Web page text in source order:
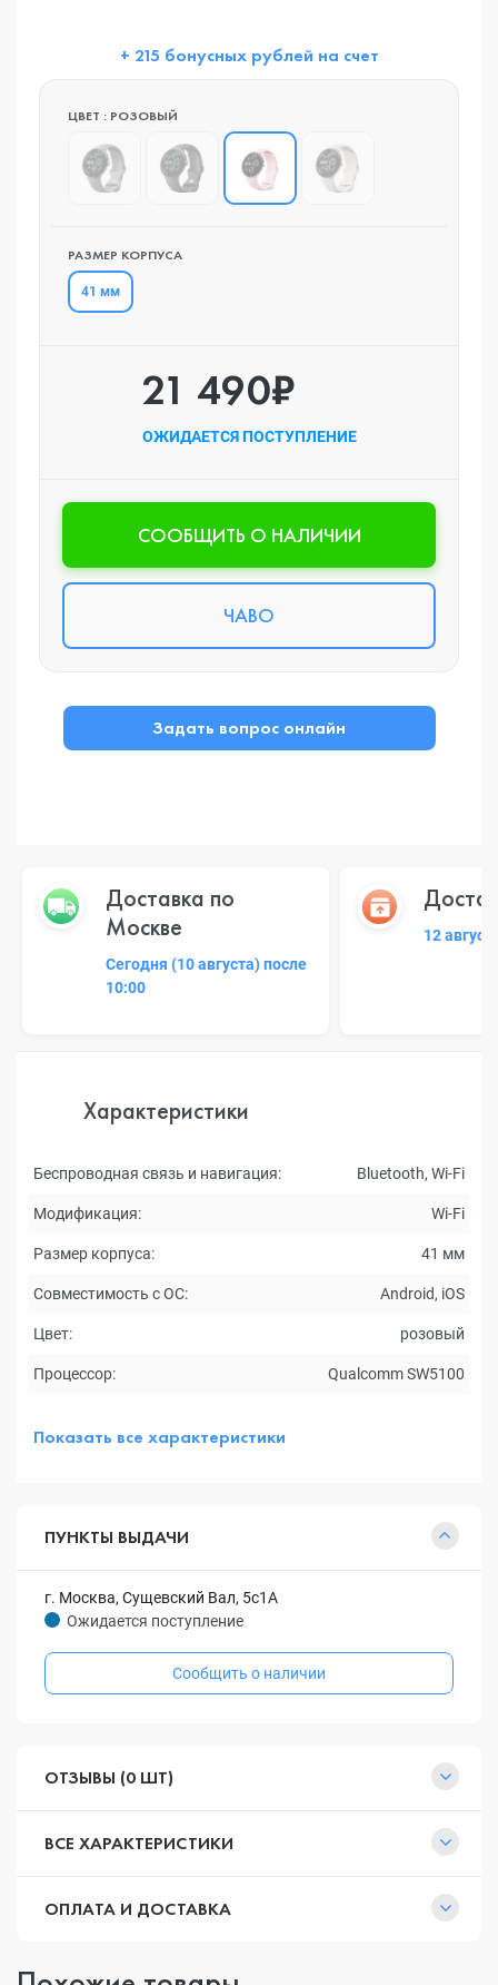
+ 215 бонусных рублей на счет
ЦВЕТ : РОЗОВЫЙ
РАЗМЕР КОРПУСА
41 мм
21 490₽
ОЖИДАЕТСЯ ПОСТУПЛЕНИЕ
CООБЩИТЬ О НАЛИЧИИ
ЧАВО
Задать вопрос онлайн
Доставка по
Москве
Сегодня (10 августа) после
10:00
12
Характеристики
Беспроводная связь и навигация: Bluetooth, Wi-Fi
Модификация: Wi-Fi
Размер корпуса: 41 мм
Совместимость с ОС: Android, iOS
Цвет: розовый
Процессор: Qualcomm SW5100
Показать все характеристики
ПУНКТЫ ВЫДАЧИ
г. Москва, Сущевский Вал, 5с1А
Ожидается поступление
Сообщить о наличии
ОТЗЫВЫ (0 ШТ)
ВСЕ ХАРАКТЕРИСТИКИ
ОПЛАТА И ДОСТАВКА